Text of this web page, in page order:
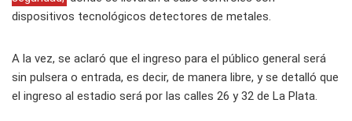
dispositivos tecnológicos detectores de metales.
A la vez, se aclaró que el ingreso para el público general será
sin pulsera o entrada, es decir, de manera libre, y se detalló que
el ingreso al estadio será por las calles 26 y 32 de La Plata.